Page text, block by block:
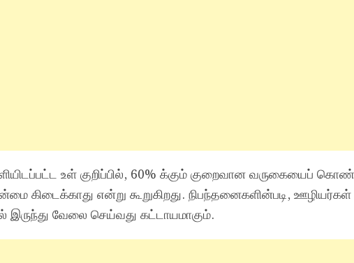
உள் குறிப்பில், 60% க்கும் குறைவான வருகையைப்
கிடைக்காது என்று கூறுகிறது. நிபந்தனைகளின்படி,
இருந்து வேலை செய்வது கட்டாயமாகும்.